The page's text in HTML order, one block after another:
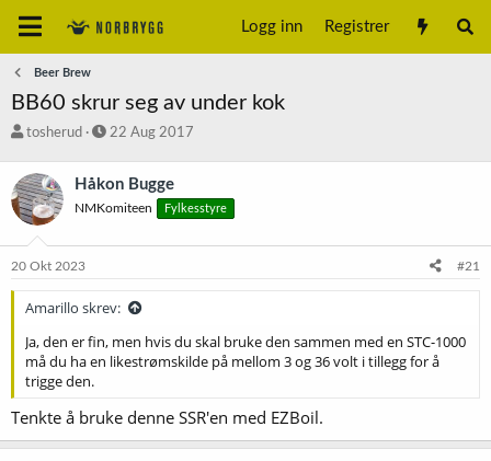
Logg inn Registrer
Beer Brew
BB60 skrur seg av under kok
T
å
d
s
a
r
t
e
tosherud
S
r
t
a
o
22 Aug 2017
Håkon Bugge
NMKomiteen Fylkesstyre
20 Okt 2023 #21
Amarillo skrev:
Ja, den er fin, men hvis du skal bruke den sammen med en STC-1000
må du ha en likestrømskilde på mellom 3 og 36 volt i tillegg for å
trigge den.
Tenkte å bruke denne SSR'en med EZBoil.